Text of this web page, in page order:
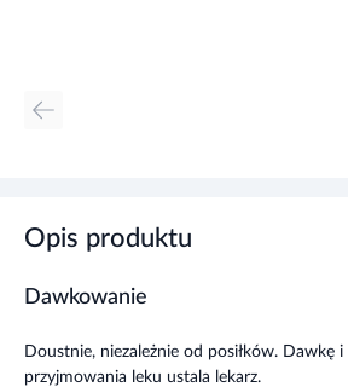
Opis produktu
Dawkowanie
Doustnie, niezależnie od posiłków. Dawkę
przyjmowania leku ustala lekarz.